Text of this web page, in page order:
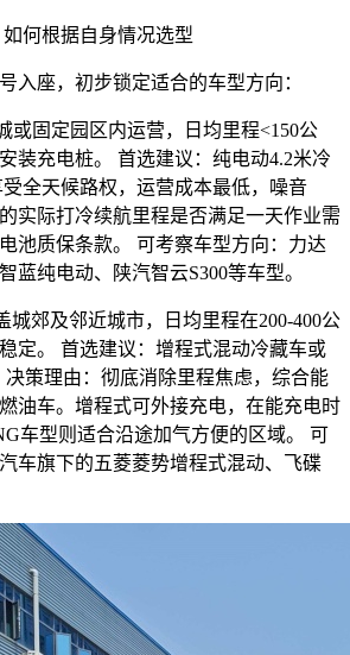
何根据自身情况选型
入座，初步锁定适合的车型方向：
或固定园区内运营，日均里程<150公
装充电桩。 首选建议：纯电动4.2米冷
全天候路权，运营成本最低，噪音
实际打冷续航里程是否满足一天作业需
池质保条款。 可考察车型方向：力达
蓝纯电动、陕汽智云S300等车型。
城郊及邻近城市，日均里程在200-400公
定。 首选建议：增程式混动冷藏车或
策理由：彻底消除里程焦虑，综合能
油车。增程式可外接充电，在能充电时
车型则适合沿途加气方便的区域。 可
车旗下的五菱菱势增程式混动、飞碟